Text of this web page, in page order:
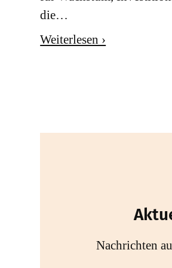
die…
Weiterlesen ›
Nachrichten